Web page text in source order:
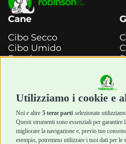
Utilizziamo i cookie e
Noi e altre 5 terze parti selezionate
Questi strumenti sono essenziali per
migliorare la navigazione e, previo tuo
esempio, potremmo utilizzare i tuoi dati per le
Cane
Cibo Secco
Cibo Umido
Snack e
Igiene e Pulizia
Accessori
Cani Mini
Top Quality